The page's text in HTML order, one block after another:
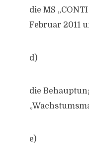
die MS
Februar 2011
d)
die
e)